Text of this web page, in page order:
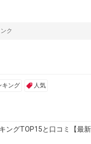
ク
キング 人気
ングTOP15と口コミ【最新